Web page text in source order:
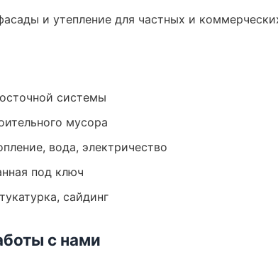
и утепление для частных и
системы
мусора
вода, электричество
под ключ
сайдинг
с нами